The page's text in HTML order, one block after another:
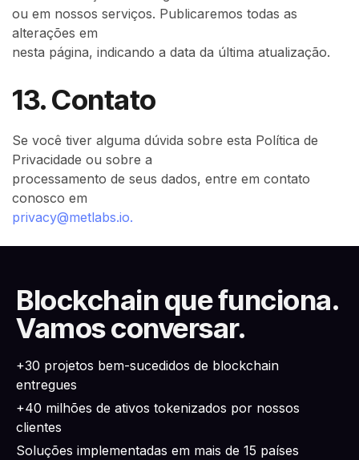
ou em nossos serviços. Publicaremos todas as
alterações em
nesta página, indicando a data da última atualização.
13. Contato
Se você tiver alguma dúvida sobre esta Política de
Privacidade ou sobre a
processamento de seus dados, entre em contato
conosco em
privacy@metlabs.io.
Blockchain que funciona.
Vamos conversar.
+30 projetos bem-sucedidos de blockchain
entregues
+40 milhões de ativos tokenizados por nossos
clientes
Soluções implementadas em mais de 15 países